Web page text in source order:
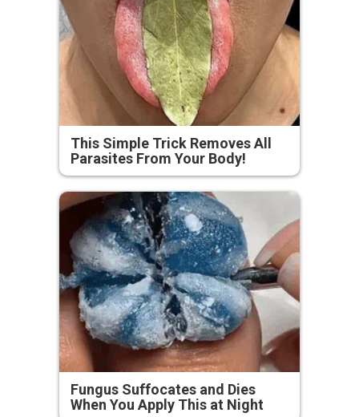
This Simple Trick Removes All
Parasites From Your Body!
Fungus Suffocates and Dies
When You Apply This at Night